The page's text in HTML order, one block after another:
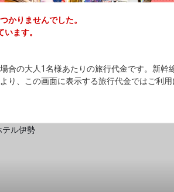
かりませんでした。
ます。
合の大人1名様あたりの旅行代金です。新
り、この画面に表示する旅行代金ではご利